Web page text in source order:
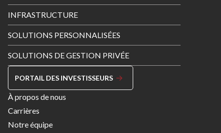
INFRASTRUCTURE
SOLUTIONS PERSONNALISÉES
SOLUTIONS DE GESTION PRIVÉE
PORTAIL DES INVESTISSEURS
Footer
Menu
Right
À propos de nous
Carrières
Notre équipe